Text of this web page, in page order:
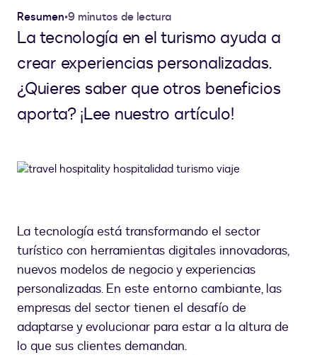
Resumen•9 minutos de lectura
La tecnología en el turismo ayuda a
crear experiencias personalizadas.
¿Quieres saber que otros beneficios
aporta? ¡Lee nuestro artículo!
La tecnología está transformando el sector
turístico con herramientas digitales innovadoras,
nuevos modelos de negocio y experiencias
personalizadas. En este entorno cambiante, las
empresas del sector tienen el desafío de
adaptarse y evolucionar para estar a la altura de
lo que sus clientes demandan.